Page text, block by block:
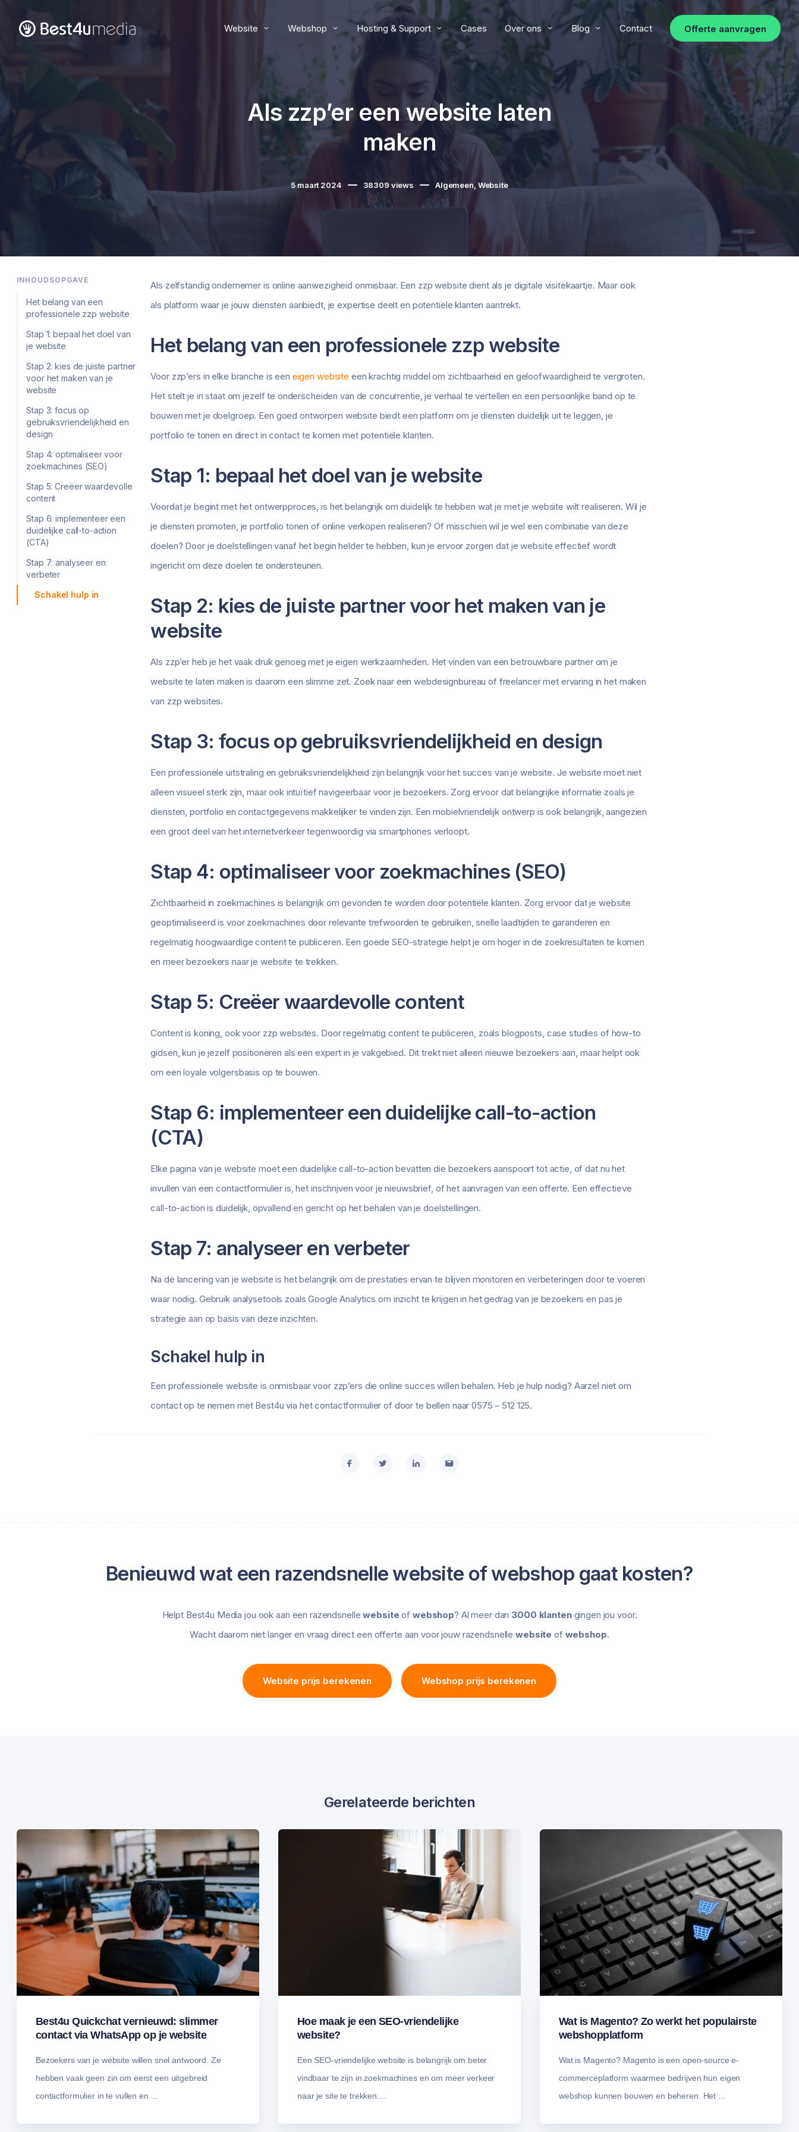
Website Webshop Hosting & Support Cases Over ons Blog Contact Offerte aanvragen
Als zzp’er een website laten
maken
5 maart 2024 38309 views Algemeen, Website
INHOUDSOPGAVE
Het belang van een
professionele zzp website
Stap 1: bepaal het doel van
je website
Stap 2: kies de juiste partner
voor het maken van je
website
Stap 3: focus op
gebruiksvriendelijkheid en
design
Stap 4: optimaliseer voor
zoekmachines (SEO)
Stap 5: Creëer waardevolle
content
Stap 6: implementeer een
duidelijke call-to-action
(CTA)
Stap 7: analyseer en
verbeter
Schakel hulp in
Als zelfstandig ondernemer is online aanwezigheid onmisbaar. Een zzp website dient als je digitale visitekaartje. Maar ook
als platform waar je jouw diensten aanbiedt, je expertise deelt en potentiële klanten aantrekt.
Het belang van een professionele zzp website
Voor zzp’ers in elke branche is een eigen website een krachtig middel om zichtbaarheid en geloofwaardigheid te vergroten.
Het stelt je in staat om jezelf te onderscheiden van de concurrentie, je verhaal te vertellen en een persoonlijke band op te
bouwen met je doelgroep. Een goed ontworpen website biedt een platform om je diensten duidelijk uit te leggen, je
portfolio te tonen en direct in contact te komen met potentiële klanten.
Stap 1: bepaal het doel van je website
Voordat je begint met het ontwerpproces, is het belangrijk om duidelijk te hebben wat je met je website wilt realiseren. Wil je
je diensten promoten, je portfolio tonen of online verkopen realiseren? Of misschien wil je wel een combinatie van deze
doelen? Door je doelstellingen vanaf het begin helder te hebben, kun je ervoor zorgen dat je website effectief wordt
ingericht om deze doelen te ondersteunen.
Stap 2: kies de juiste partner voor het maken van je
website
Als zzp’er heb je het vaak druk genoeg met je eigen werkzaamheden. Het vinden van een betrouwbare partner om je
website te laten maken is daarom een slimme zet. Zoek naar een webdesignbureau of freelancer met ervaring in het maken
van zzp websites.
Stap 3: focus op gebruiksvriendelijkheid en design
Een professionele uitstraling en gebruiksvriendelijkheid zijn belangrijk voor het succes van je website. Je website moet niet
alleen visueel sterk zijn, maar ook intuïtief navigeerbaar voor je bezoekers. Zorg ervoor dat belangrijke informatie zoals je
diensten, portfolio en contactgegevens makkelijker te vinden zijn. Een mobielvriendelijk ontwerp is ook belangrijk, aangezien
een groot deel van het internetverkeer tegenwoordig via smartphones verloopt.
Stap 4: optimaliseer voor zoekmachines (SEO)
Zichtbaarheid in zoekmachines is belangrijk om gevonden te worden door potentiële klanten. Zorg ervoor dat je website
geoptimaliseerd is voor zoekmachines door relevante trefwoorden te gebruiken, snelle laadtijden te garanderen en
regelmatig hoogwaardige content te publiceren. Een goede SEO-strategie helpt je om hoger in de zoekresultaten te komen
en meer bezoekers naar je website te trekken.
Stap 5: Creëer waardevolle content
Content is koning, ook voor zzp websites. Door regelmatig content te publiceren, zoals blogposts, case studies of how-to
gidsen, kun je jezelf positioneren als een expert in je vakgebied. Dit trekt niet alleen nieuwe bezoekers aan, maar helpt ook
om een loyale volgersbasis op te bouwen.
Stap 6: implementeer een duidelijke call-to-action
(CTA)
Elke pagina van je website moet een duidelijke call-to-action bevatten die bezoekers aanspoort tot actie, of dat nu het
invullen van een contactformulier is, het inschrijven voor je nieuwsbrief, of het aanvragen van een offerte. Een effectieve
call-to-action is duidelijk, opvallend en gericht op het behalen van je doelstellingen.
Stap 7: analyseer en verbeter
Na de lancering van je website is het belangrijk om de prestaties ervan te blijven monitoren en verbeteringen door te voeren
waar nodig. Gebruik analysetools zoals Google Analytics om inzicht te krijgen in het gedrag van je bezoekers en pas je
strategie aan op basis van deze inzichten.
Schakel hulp in
Een professionele website is onmisbaar voor zzp’ers die online succes willen behalen. Heb je hulp nodig? Aarzel niet om
contact op te nemen met Best4u via het contactformulier of door te bellen naar 0575 – 512 125.
Benieuwd wat een razendsnelle website of webshop gaat kosten?
Helpt Best4u Media jou ook aan een razendsnellewebsite of webshop? Al meer dan 3000 klantengingen jou voor.
Wacht daarom niet langer en vraag direct een offerte aan voor jouw razendsnellewebsite of webshop.
Website prijs berekenen Webshop prijs berekenen
Gerelateerde berichten
Best4u Quickchat vernieuwd: slimmer
contact via WhatsApp op je website
Bezoekers van je website willen snel antwoord. Ze
hebben vaak geen zin om eerst een uitgebreid
contactformulier in te vullen en ...
Hoe maak je een SEO-vriendelijke
website?
Een SEO-vriendelijke website is belangrijk om beter
vindbaar te zijn in zoekmachines en om meer verkeer
naar je site te trekken....
Wat is Magento? Zo werkt het populairste
webshopplatform
Wat is Magento? Magento is een open-source e-
commerceplatform waarmee bedrijven hun eigen
webshop kunnen bouwen en beheren. Het ...